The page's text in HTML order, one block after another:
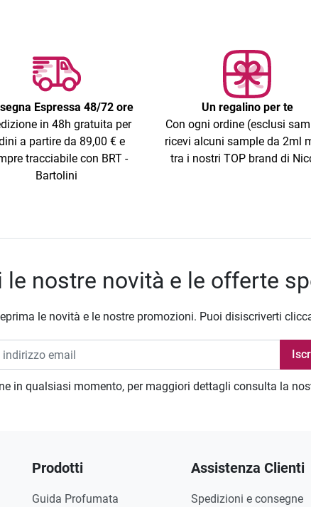
Espressa 48/72 ore
in 48h gratuita per
a partire da 89,00 € e
tracciabile con BRT -
Bartolini
Un regalino per te
Con ogni ordine (esclusi
ricevi alcuni sample da 2ml
tra i nostri TOP brand di
le nostre novità e le offerte
le novità e le nostre promozioni. Puoi disiscriverti
in qualsiasi momento, per maggiori dettagli consulta la
Prodotti
Guida Profumata
Assistenza Clienti
Spedizioni e consegne